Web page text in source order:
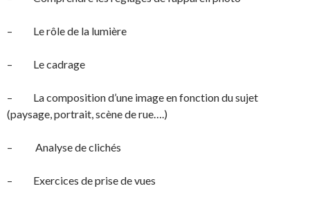
– Le rôle de la lumière
– Le cadrage
– La composition d’une image en fonction du sujet
(paysage, portrait, scène de rue….)
– Analyse de clichés
– Exercices de prise de vues